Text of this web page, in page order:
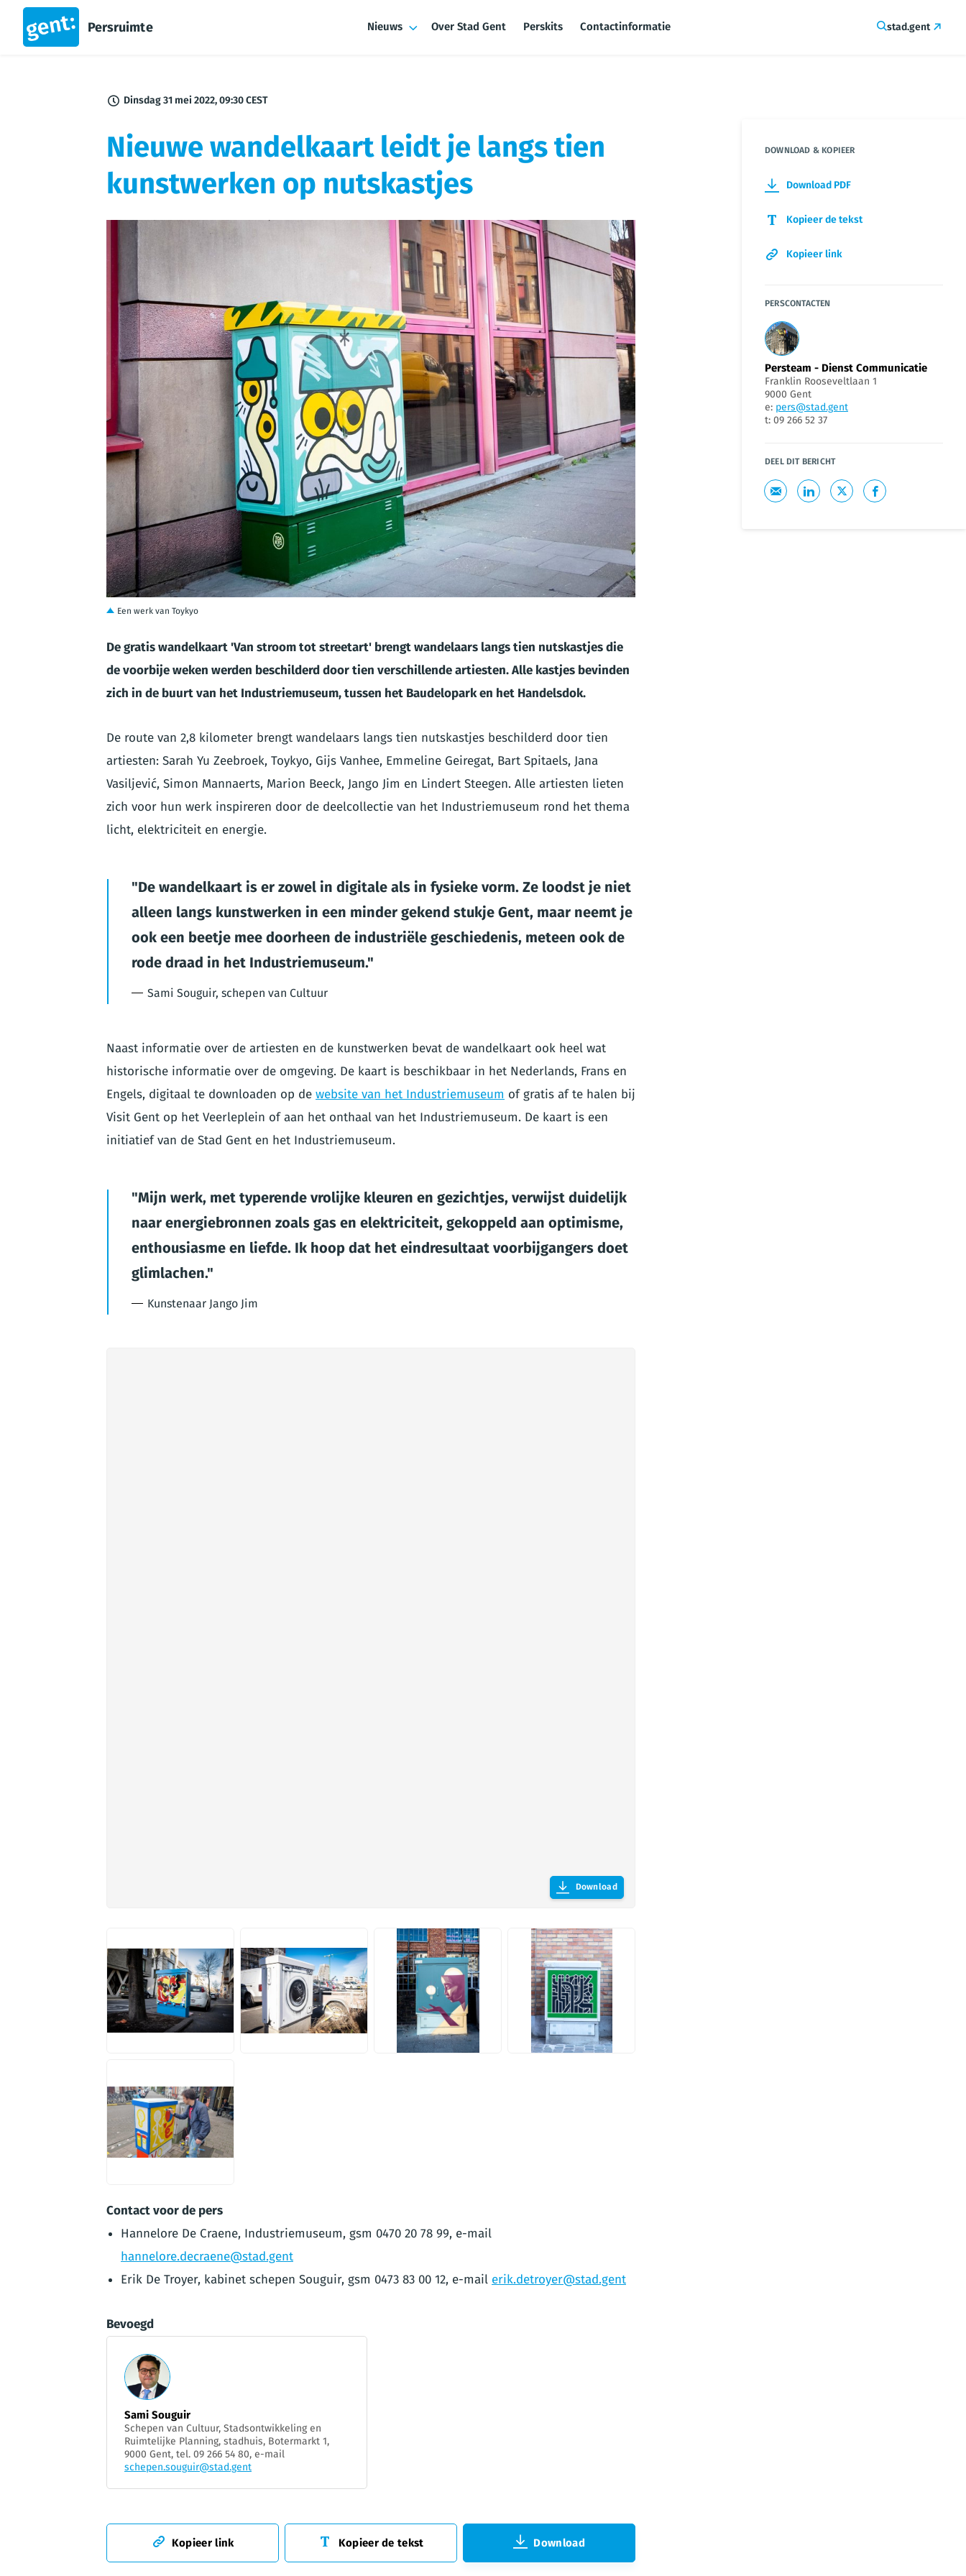
Persruimte Nieuws Over Stad Gent Perskits Contactinformatie stad.gent
Dinsdag 31 mei 2022, 09:30 CEST
Nieuwe wandelkaart leidt je langs tien
kunstwerken op nutskastjes
JPG
Een werk van Toykyo
De gratis wandelkaart 'Van stroom tot streetart' brengt wandelaars langstien nutskastjes die
de voorbije weken werden beschilderd door tien verschillende artiesten. Alle kastjes bevinden
zich in de buurt van het Industriemuseum, tussen het Baudelopark en het Handelsdok.
De route van 2,8 kilometer brengt wandelaars langs tien nutskastjes beschilderd door tien
artiesten: Sarah Yu Zeebroek, Toykyo, Gijs Vanhee, Emmeline Geiregat, Bart Spitaels, Jana
Vasiljević, Simon Mannaerts, Marion Beeck, Jango Jim en Lindert Steegen. Alle artiesten lieten
zich voor hun werk inspireren door de deelcollectie van het Industriemuseum rond het thema
licht, elektriciteit en energie.
De wandelkaart is er zowel in digitale als in fysieke vorm. Ze loodst je niet
alleen langs kunstwerken in een minder gekend stukje Gent, maar neemt je
ook een beetje mee doorheen de industriële geschiedenis, meteen ook de
rode draad in het Industriemuseum.
Sami Souguir, schepen van Cultuur
Naast informatie over de artiesten en de kunstwerken bevat de wandelkaart ook heel wat
historische informatie over de omgeving. De kaart is beschikbaar in het Nederlands, Frans en
Engels, digitaal te downloaden op de website van het Industriemuseum of gratis af te halen bij
Visit Gent op het Veerleplein of aan het onthaal van het Industriemuseum. De kaart is een
initiatief van de Stad Gent en het Industriemuseum.
Mijn werk, met typerende vrolijke kleuren en gezichtjes, verwijst duidelijk
naar energiebronnen zoals gas en elektriciteit, gekoppeld aan optimisme,
enthousiasme en liefde. Ik hoop dat het eindresultaat voorbijgangers doet
glimlachen.
Kunstenaar Jango Jim
Download
JPG JPG JPG JPG
Contact voor de pers
Hannelore De Craene, Industriemuseum, gsm 0470 20 78 99, e-mail
hannelore.decraene@stad.gent
Erik De Troyer, kabinet schepen Souguir, gsm 0473 83 00 12, e-mail erik.detroyer@stad.gent
Bevoegd
Sami Souguir
Schepen van Cultuur, Stadsontwikkeling en
Ruimtelijke Planning, stadhuis, Botermarkt 1,
9000 Gent, tel. 09 266 54 80, e-mail
schepen.souguir@stad.gent
Kopieer link Kopieer de tekst Download
DOWNLOAD & KOPIEER
Download PDF
Kopieer de tekst
Kopieer link
PERSCONTACTEN
Persteam - Dienst Communicatie
Franklin Rooseveltlaan 1
9000 Gent
e: pers@stad.gent
t: 09 266 52 37
DEEL DIT BERICHT